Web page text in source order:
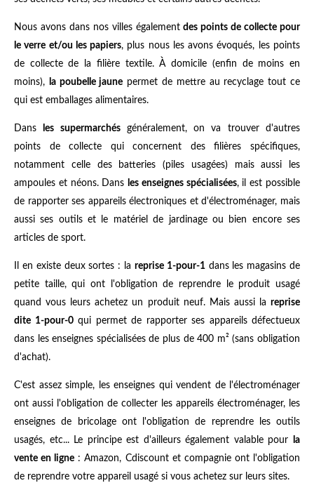
Nous avons dans nos villes égalementdes points de collecte pour
le verre et/ou les papiers, plus nous les avons évoqués, les points
de collecte de la filière textile. À domicile (enfin de moins en
moins),
la poubelle jaune permet de mettre au recyclage tout ce
qui est emballages alimentaires.
Dans les supermarchésgénéralement, on va trouver d'autres
points de collecte qui concernent des filières spécifiques,
notamment celle des batteries (piles usagées) mais aussi les
ampoules et néons. Dans les enseignes spécialisées, il est possible
de rapporter ses appareils électroniques et d'électroménager, mais
aussi ses outils et le matériel de jardinage ou bien encore ses
articles de sport.
Il en existe deux sortes : la reprise 1-pour-1dans les magasins de
petite taille, qui ont l'obligation de reprendre le produit usagé
quand vous leurs achetez un produit neuf. Mais aussi la reprise
dite 1-pour-0qui permet de rapporter ses appareils défectueux
dans les enseignes spécialisées de plus de 400 m² (sans obligation
d'achat).
C'est assez simple, les enseignes qui vendent de l'électroménager
ont aussi l'obligation de collecter les appareils électroménager, les
enseignes de bricolage ont l'obligation de reprendre les outils
usagés, etc... Le principe est d'ailleurs également valable pour
la
vente en ligne : Amazon, Cdiscount et compagnie ont l'obligation
de reprendre votre appareil usagé si vous achetez sur leurs sites.